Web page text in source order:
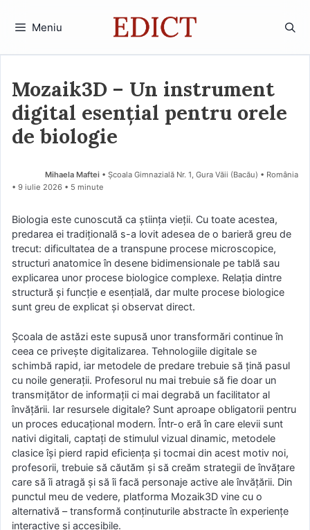
Meniu
Mozaik3D – Un instrument
digital esențial pentru orele
de biologie
Mihaela Maftei • Școala Gimnazială Nr. 1, Gura Văii (Bacău) • România
9 iulie 2026 • 5 minute
Biologia este cunoscută ca știința vieții. Cu toate acestea,
predarea ei tradițională s-a lovit adesea de o barieră greu de
trecut: dificultatea de a transpune procese microscopice,
structuri anatomice în desene bidimensionale pe tablă sau
explicarea unor procese biologice complexe. Relația dintre
structură și funcție e esențială, dar multe procese biologice
sunt greu de explicat și observat direct.
Școala de astăzi este supusă unor transformări continue în
ceea ce privește digitalizarea. Tehnologiile digitale se
schimbă rapid, iar metodele de predare trebuie să țină pasul
cu noile generații. Profesorul nu mai trebuie să fie doar un
transmițător de informații ci mai degrabă un facilitator al
învățării. Iar resursele digitale? Sunt aproape obligatorii pentru
un proces educațional modern. Într-o eră în care elevii sunt
nativi digitali, captați de stimulul vizual dinamic, metodele
clasice își pierd rapid eficiența și tocmai din acest motiv noi,
profesorii, trebuie să căutăm și să creăm strategii de învățare
care să îi atragă și să îi facă personaje active ale învățării. Din
punctul meu de vedere, platforma Mozaik3D vine cu o
alternativă – transformă conținuturile abstracte în experiențe
interactive și accesibile.